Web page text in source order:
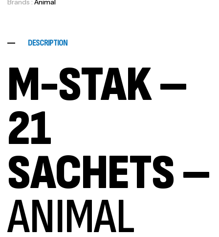
Brands : Animal
DESCRIPTION
M-STAK –
21
SACHETS –
ANIMAL